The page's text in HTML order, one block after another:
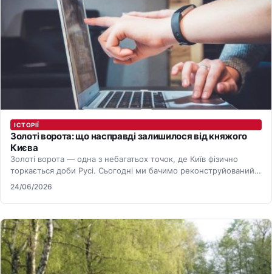
ІСТОРІЇ
Золоті ворота: що насправді залишилося від княжого
Києва
Золоті ворота — одна з небагатьох точок, де Київ фізично
торкається доби Русі. Сьогодні ми бачимо реконструйований
образ,…
24/06/2026